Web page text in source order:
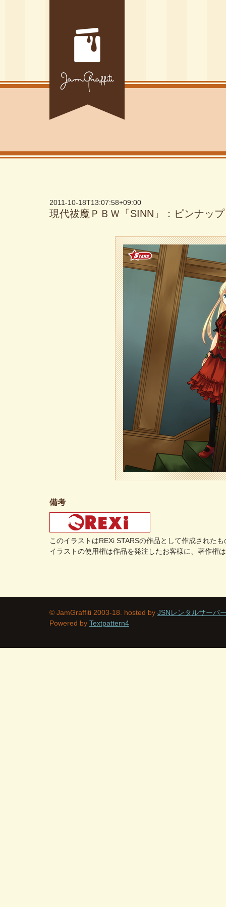
2011-10-18T13:07:58+09:00
現代祓魔ＰＢＷ「SINN」：ピンナップ
備考
このイラストはREXi STARSの作品として作成された
イラストの使用権は作品を発注したお客様に、著作権
© JamGraffiti 2003-18. hosted by JSNレンタルサーバ
Powered by Textpattern4